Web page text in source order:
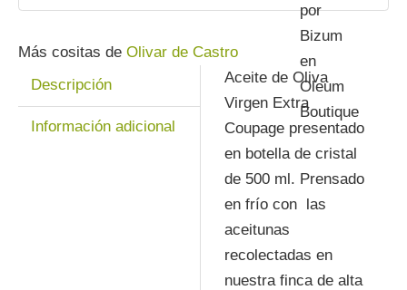
Más cositas de Olivar de Castro
Descripción
Información adicional
Aceite de Oliva
Virgen Extra
Coupage presentado
en botella de cristal
de 500 ml. Prensado
en frío con las
aceitunas
recolectadas en
nuestra finca de alta